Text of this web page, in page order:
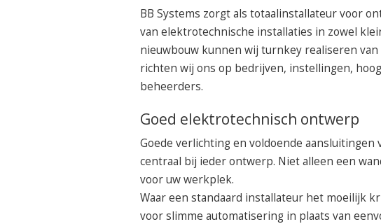
BB Systems zorgt als totaalinstallateur voor
van elektrotechnische installaties in zowel
nieuwbouw kunnen wij turnkey realiseren
richten wij ons op bedrijven, instellingen,
beheerders.
Goed elektrotechnisch ontwerp
Goede verlichting en voldoende
centraal bij ieder ontwerp. Niet alleen een
voor uw werkplek.
Waar een standaard installateur het moeilijk
voor slimme automatisering in plaats van